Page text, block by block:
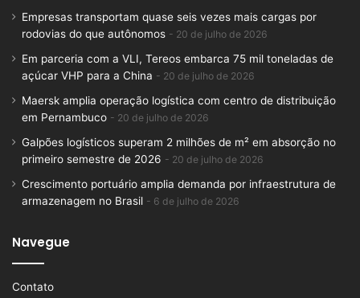
Empresas transportam quase seis vezes mais cargas por
rodovias do que autônomos
20 de julho de 2026
Em parceria com a VLI, Tereos embarca 75 mil toneladas de
açúcar VHP para a China
20 de julho de 2026
Maersk amplia operação logística com centro de distribuição
em Pernambuco
20 de julho de 2026
Galpões logísticos superam 2 milhões de m² em absorção no
primeiro semestre de 2026
20 de julho de 2026
Crescimento portuário amplia demanda por infraestrutura de
armazenagem no Brasil
6 de julho de 2026
Navegue
Contato